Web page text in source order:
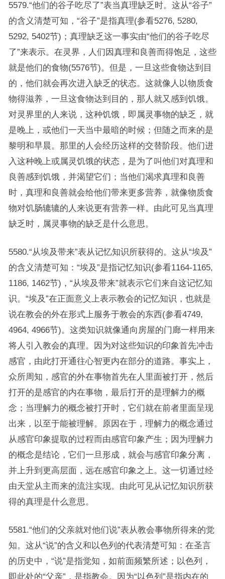
5579.“他们的谷子吃尽了”表当真理缺乏时。这从“谷子”
的含义清楚可知，“谷子”是指真理(参看5276, 5280,
5292, 5402节)；真理缺乏这一事实由“他们的谷子吃尽
了”来表示。在灵界，人们因真理和良善而得饱足，这些
就是他们的食物(5576节)。但是，一旦这些食物达到目
的，他们就会再次进入缺乏的状态。这就像人以物质食
物得滋养，一旦这食物达到目的，那人就又感到饥饿。
对灵界里的人来说，这种饥饿，即属灵事物的缺乏，就
是晚上，或他们一天当中最暗的时候；但随之而来的是
黎明和早晨。那里的人会经历这样的交替阶段。他们进
入这种晚上或属灵饥饿的状态，是为了叫他们对真理和
良善感到饥饿，并渴望它们；当他们渴求真理和良善
时，真理和良善就会给他们带来更多营养，就像物质食
物对饥肠辘辘的人来说更有营养一样。由此可见当真理
缺乏时，属灵事物的缺乏是什么意思。
5580.“从埃及带来”表从记忆知识所获得的。这从“埃及”
的含义清楚可知：“埃及”是指记忆知识(参看1164-1165,
1186, 1462节)，“从埃及带来”就表示它们来自这记忆知
识。“埃及”在正面意义上表示教会的记忆知识，也就是
说在教会的外在形式上服务于教会的东西(参看4749,
4964, 4966节)。这类知识就像通向房屋的门廊一样用来
将人引入教会的真理。因为对这些知识的印象首先冲击
感官，由此打开通往心智更内在部分的道路。事实上，
众所周知，感官的外在事物首先在人里面被打开，然后
打开的是感官的内在事物，最后打开的是理解力的概
念；当理解力的概念被打开时，它们就在前者里面呈现
出来，以至于能被理解。原因在于，理解力的概念通过
从感官印象提取的过程而由感官印象产生；因为理解力
的概念是结论，它们一旦形成，就会与感官印象分离，
并上升到更高层面，远在感官印象之上。这一切通过经
由天堂从主而来的流注实现。由此可见从记忆知识所获
得的真理是什么意思。
5581.“他们的父亲就对他们说”表从教会事物所得来的觉
知。这从“说”的含义和以色列的代表清楚可知：在圣言
的历史中，“说”是指觉知，如前面频繁所述；以色列，
即此处的“父亲”，是指教会。因为“以色列”是指内在的